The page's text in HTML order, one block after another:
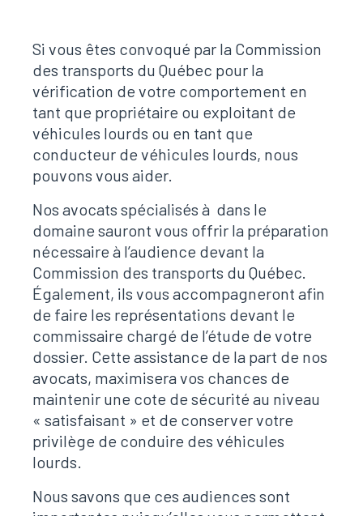
Si vous êtes convoqué par la Commission
des transports du Québec pour la
vérification de votre comportement en
tant que propriétaire ou exploitant de
véhicules lourds ou en tant que
conducteur de véhicules lourds, nous
pouvons vous aider.
Nos avocats spécialisés à dans le
domaine sauront vous offrir la préparation
nécessaire à l’audience devant la
Commission des transports du Québec.
Également, ils vous accompagneront afin
de faire les représentations devant le
commissaire chargé de l’étude de votre
dossier. Cette assistance de la part de nos
avocats, maximisera vos chances de
maintenir une cote de sécurité au niveau
« satisfaisant » et de conserver votre
privilège de conduire des véhicules
lourds.
Nous savons que ces audiences sont